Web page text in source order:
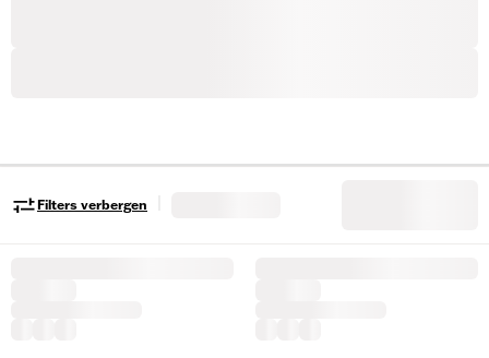
Filters verbergen